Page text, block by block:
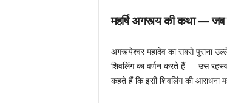
महर्षि अगस्त्य की कथा — जब
अगस्त्येश्वर महादेव का सबसे पुराना
शिवलिंग का वर्णन करते हैं — उस
कहते हैं कि इसी शिवलिंग की आराधना